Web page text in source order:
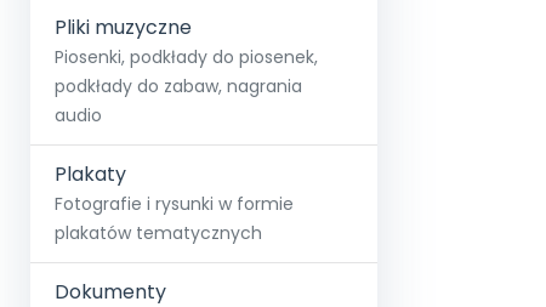
Pliki muzyczne
Piosenki, podkłady do piosenek,
podkłady do zabaw, nagrania
audio
Plakaty
Fotografie i rysunki w formie
plakatów tematycznych
Dokumenty